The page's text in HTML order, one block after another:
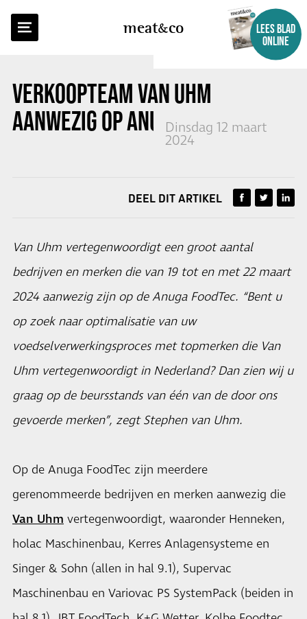
meatco
LEES BLAD
ONLINE
VERKOOPTEAM VAN UHM
AANWEZIG OP ANUGA FOODTEC
Dinsdag 12 maart
2024
TERUG NAAR OVERZICHT
DEEL DIT ARTIKEL
Van Uhm vertegenwoordigt een groot aantal
bedrijven en merken die van 19 tot en met 22 maart
2024 aanwezig zijn op de Anuga FoodTec. “Bent u
op zoek naar optimalisatie van uw
voedselverwerkingsproces met topmerken die Van
Uhm vertegenwoordigt in Nederland? Dan zien wij u
graag op de beursstands van één van de door ons
gevoerde merken”, zegt Stephen van Uhm.
Op de Anuga FoodTec zijn meerdere
gerenommeerde bedrijven en merken aanwezig die
Van Uhm vertegenwoordigt, waaronder Henneken,
holac Maschinenbau, Kerres Anlagensysteme en
Singer & Sohn (allen in hal 9.1), Supervac
Maschinenbau en Variovac PS SystemPack (beiden in